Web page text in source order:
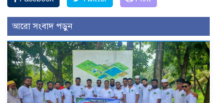
আরো সংবাদ পড়ুন